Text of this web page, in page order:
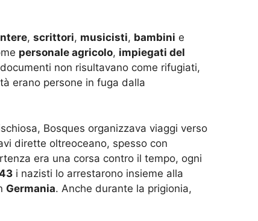
, scrittori, musicisti, bambini e
personale agricolo, impiegati del
non risultavano come rifugiati,
erano persone in fuga dalla
Bosques organizzava viaggi verso
dirette oltreoceano, spesso con
era una corsa contro il tempo, ogni
i nazisti lo arrestarono insieme alla
Germania. Anche durante la prigionia,